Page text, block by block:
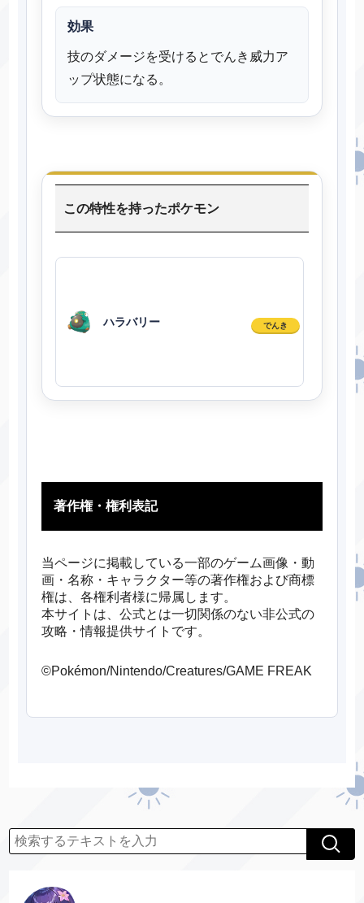
効果
技のダメージを受けるとでんき威力ア
ップ状態になる。
この特性を持ったポケモン
ハラバリー でんき
著作権・権利表記
当ページに掲載している一部のゲーム画像・動
画・名称・キャラクター等の著作権および商標
権は、各権利者様に帰属します。
本サイトは、公式とは一切関係のない非公式の
攻略・情報提供サイトです。
©Pokémon/Nintendo/Creatures/GAME FREAK